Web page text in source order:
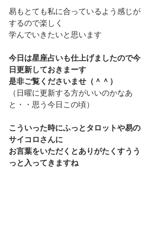
易もとても私に合っているよう感じが
するので楽しく
学んでいきたいと思います
今日は星座占いも仕上げましたので今
日更新しておきまーす
是非ご覧くださいませ（＾＾）
（日曜に更新する方がいいのかなあ
と・・思う今日この頃）
こういった時にふっとタロットや易の
サイコロさんに
お言葉をいただくとありがたくすうう
っと入ってきますね